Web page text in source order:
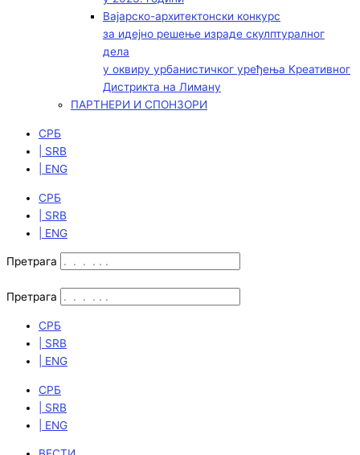
Вајарско-архитектонски конкурс
за идејно решење израде скулптуралног
дела
у оквиру урбанистичког уређења Креативног
Дистрикта на Лиману
ПАРТНЕРИ И СПОНЗОРИ
СРБ
| SRB
| ENG
СРБ
| SRB
| ENG
Претрага
Претрага
СРБ
| SRB
| ENG
СРБ
| SRB
| ENG